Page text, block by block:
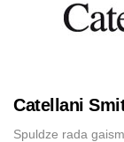
Catellani
Spuldze rada